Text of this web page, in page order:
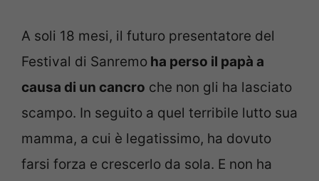
A soli 18 mesi, il futuro presentatore del
Festival di Sanremo ha perso il papà a
causa di un cancro che non gli ha lasciato
scampo. In seguito a quel terribile lutto sua
mamma, a cui è legatissimo, ha dovuto
farsi forza e crescerlo da sola. E non ha